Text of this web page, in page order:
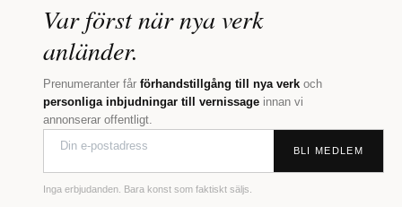
Var först när nya verk
anländer.
Prenumeranter får förhandstillgång till nya verk och
personliga inbjudningar till vernissage innan vi
annonserar offentligt.
BLI MEDLEM
Inga erbjudanden. Bara konst som faktiskt säljs.